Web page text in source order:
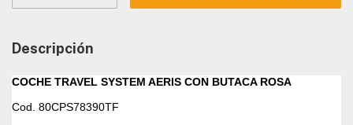
Descripción
COCHE TRAVEL SYSTEM AERIS CON BUTACA ROSA
Cod. 80CPS78390TF